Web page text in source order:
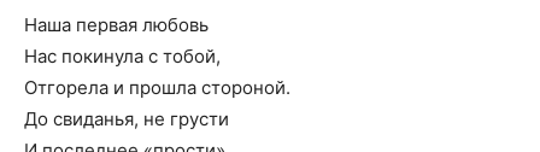
Наша первая любовь
Нас покинула с тобой,
Отгорела и прошла стороной.
До свиданья, не грусти